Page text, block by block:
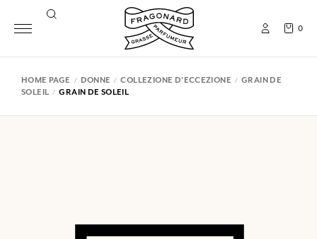
0
HOME PAGE DONNE COLLEZIONE D'ECCEZIONE
GRAIN DE
SOLEIL
GRAIN DE SOLEIL